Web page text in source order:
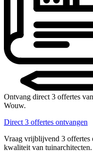
Ontvang direct 3 offertes
Wouw.
Direct 3 offertes ontvangen
Vraag vrijblijvend 3 offertes
kwaliteit van tuinarchitecten.